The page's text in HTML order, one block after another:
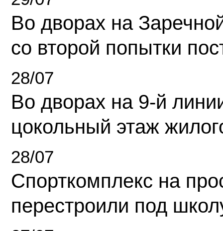
Во дворах на
со второй попытки
28/07
Во дворах на 9-й
цокольный этаж
28/07
Спорткомплекс на
перестроили под